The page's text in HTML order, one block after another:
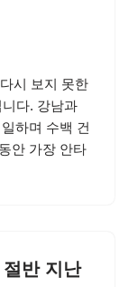
시 보지 못한
다. 강남과
하며 수백 건
안 가장 안타
반 지난